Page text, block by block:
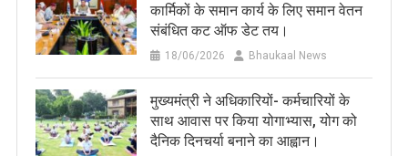
कार्मिकों के समान कार्य के लिए समान वेतन
संबंधित कट ऑफ डेट तय।
18/06/2026 Bhaukaal News
मुख्यमंत्री ने अधिकारियों- कर्मचारियों के
साथ आवास पर किया योगाभ्यास, योग को
दैनिक दिनचर्या बनाने का आह्वान।